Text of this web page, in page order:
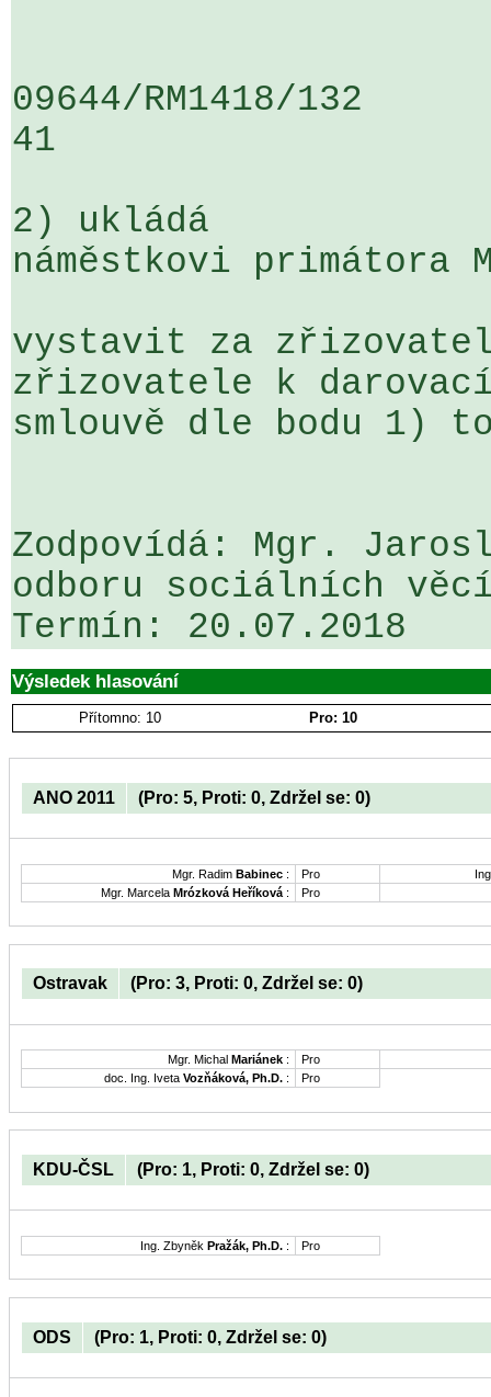
09644/RM1418/
41
2) ukládá
náměstkovi primátora
vystavit za
zřizovatele k
smlouvě dle bodu 1)
Zodpovídá: Mgr.
odboru sociálních
Výsledek hlasování
Přítomno: 10 Pro: 10
ANO 2011 (Pro: 5, Proti: 0, Zdržel se: 0)
Mgr. Radim Babinec : Pro
Mgr. Marcela Mrózková Heříková : Pro
Ostravak (Pro: 3, Proti: 0, Zdržel se: 0)
Mgr. Michal Mariánek :
Pro
doc. Ing. Iveta Vozňáková, Ph.D. : Pro
KDU-ČSL (Pro: 1, Proti: 0, Zdržel se: 0)
Ing. Zbyněk Pražák, Ph.D. : Pro
ODS (Pro: 1, Proti: 0, Zdržel se: 0)